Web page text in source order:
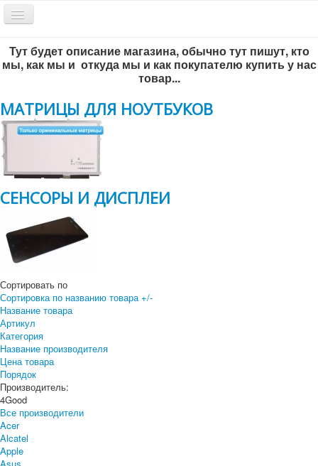
Включить/
выключить
Обратный звонок
Всё по-честному
+7 383-299-65-46
Тут будет описание магазина, обычно тут пишут, кто
мы, как мы и откуда мы и как покупателю купить у нас
товар...
МАТРИЦЫ ДЛЯ НОУТБУКОВ
СЕНСОРЫ И ДИСПЛЕИ
Сортировать по
Сортировка по названию товара +/-
Название товара
Артикул
Категория
Название производителя
Цена товара
Порядок
Производитель:
4Good
Все производители
Acer
Alcatel
Apple